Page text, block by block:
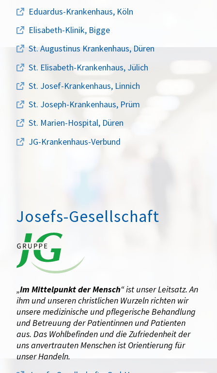
Eduardus-Krankenhaus, Köln
Elisabeth-Klinik, Bigge
St. Augustinus Krankenhaus, Düren
St. Elisabeth-Krankenhaus, Jülich
St. Josef-Krankenhaus, Linnich
St. Joseph-Krankenhaus, Prüm
St. Marien-Hospital, Düren
JG-Krankenhaus-Verbund
Josefs-Gesellschaft
„Im Mittelpunkt der Mensch“ ist unser Leitsatz. An
ihm und unseren christlichen Wurzeln richten wir
unsere medizinische und pflegerische Behandlung
und Betreuung der Patientinnen und Patienten
aus. Das Wohlbefinden und die Zufriedenheit der
uns anvertrauten Menschen ist Orientierung für
unser Handeln.